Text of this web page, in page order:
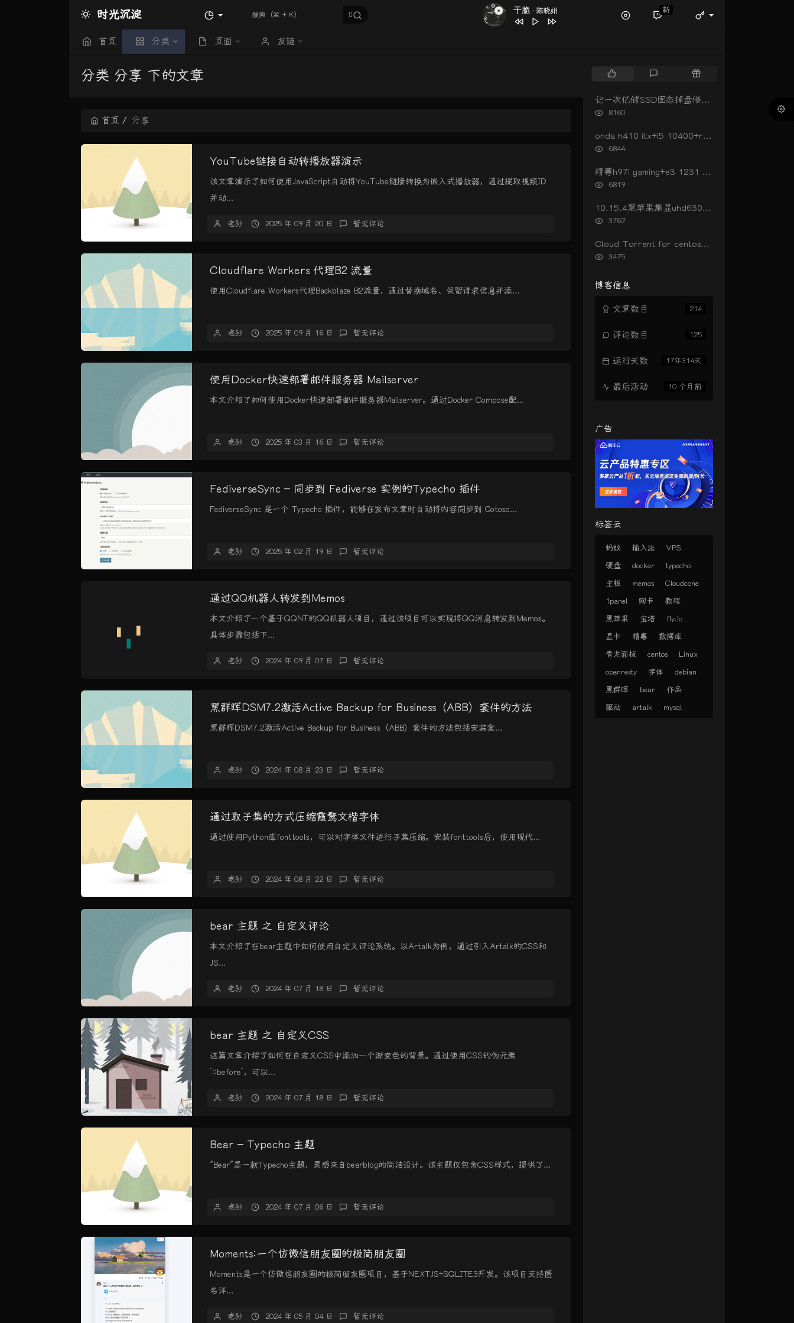
时光沉淀 干脆 - 陈晓娟
陈晓娟 / 林隆璇
朴树
裁缝铺
二手玫瑰
新
首页 分类 页面 友链
分类 分享 下的文章
首页 分享
YouTube链接自动转播放器演示
该文章演示了如何使用JavaScript自动将YouTube链接转换为嵌入式播放器，通过提取视频ID
并动...
老孙 2025 年 09 月 20 日 暂无评论
Cloudflare Workers 代理B2 流量
使用Cloudflare Workers代理Backblaze B2流量，通过替换域名、保留请求信息并添...
老孙 2025 年 09 月 16 日 暂无评论
使用Docker快速部署邮件服务器 Mailserver
本文介绍了如何使用Docker快速部署邮件服务器Mailserver。通过Docker Compose配...
老孙 2025 年 03 月 16 日 暂无评论
FediverseSync - 同步到 Fediverse 实例的Typecho 插件
FediverseSync 是一个 Typecho 插件，能够在发布文章时自动将内容同步到 Gotoso...
老孙 2025 年 02 月 19 日 暂无评论
通过QQ机器人转发到Memos
本文介绍了一个基于QQNT的QQ机器人项目，通过该项目可以实现将QQ消息转发到Memos。
具体步骤包括下...
老孙 2024 年 09 月 07 日 暂无评论
黑群晖DSM7.2激活Active Backup for Business（ABB）套件的方法
黑群晖DSM7.2激活Active Backup for Business（ABB）套件的方法包括安装套...
老孙 2024 年 08 月 23 日 暂无评论
通过取子集的方式压缩霞鹜文楷字体
通过使用Python库fonttools，可以对字体文件进行子集压缩。安装fonttools后，使用现代...
老孙 2024 年 08 月 22 日 暂无评论
bear 主题 之 自定义评论
本文介绍了在bear主题中如何使用自定义评论系统。以Artalk为例，通过引入Artalk的CSS和
JS...
老孙 2024 年 07 月 18 日 暂无评论
bear 主题 之 自定义CSS
这篇文章介绍了如何在自定义CSS中添加一个渐变色的背景。通过使用CSS的伪元素
`::before`，可以...
老孙 2024 年 07 月 18 日 暂无评论
Bear - Typecho 主题
"Bear"是一款Typecho主题，灵感来自bearblog的简洁设计。该主题仅包含CSS样式，提供了...
老孙 2024 年 07 月 06 日 暂无评论
Moments:一个仿微信朋友圈的极简朋友圈
Moments是一个仿微信朋友圈的极简朋友圈项目，基于NEXTJS+SQLITE3开发。该项目支持匿
名评...
老孙 2024 年 05 月 04 日 暂无评论
文
章
评
随
文记一次亿储SSD固态掉盘修复（重新开卡）
浏
次
8160
onda h410 itx+i5 10400+rx560黑苹果oc0.6.3引导
浏
次
数:
6844
精粤h97i gaming+e3 1231 v3+rx560黑苹果引导
浏
次
6819
10.15.4黑苹果集显uhd630睡眠唤不醒开机进入图形界面黑屏的解决办法
浏
3762
Cloud Torrent for centos一键安装
浏
数:
3475
博客信息
214
文章数目
125
评论数目
17年314天
运行天数
10 个月前
最后活动
广告
标签云
蚂蚁 输入法
VPS
硬盘
docker
typecho
主板
memos
Cloudcone
1panel
网卡
教程
黑苹果
宝塔
fly.io
显卡
精粤
数据库
青龙面板
centos
Linux
openresty
字体
debian
黑群晖
bear
作品
驱动
artalk mysql